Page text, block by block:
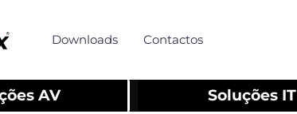
Downloads Contactos
AV Soluções IT